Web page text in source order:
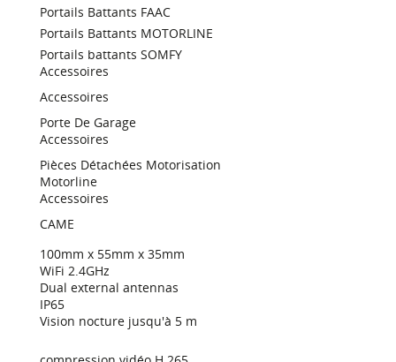
Portails Battants FAAC
Portails Battants MOTORLINE
Portails battants SOMFY
Accessoires
Accessoires
Porte De Garage
Accessoires
Pièces Détachées Motorisation
Motorline
Accessoires
CAME
100mm x 55mm x 35mm
WiFi 2.4GHz
Dual external antennas
IP65
Vision nocture jusqu'à 5 m